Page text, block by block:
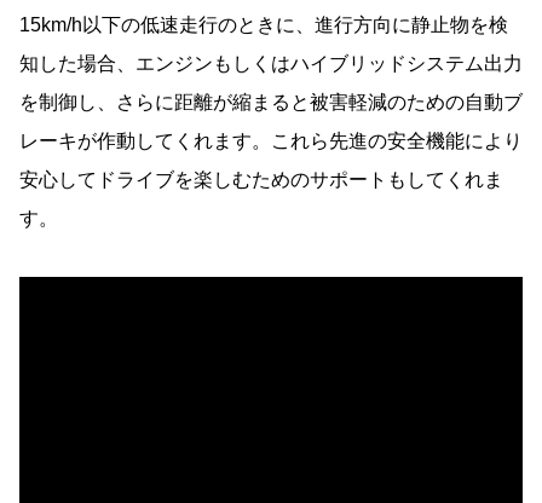
15km/h以下の低速走行のときに、進行方向に静止物を検
知した場合、エンジンもしくはハイブリッドシステム出力
を制御し、さらに距離が縮まると被害軽減のための自動ブ
レーキが作動してくれます。これら先進の安全機能により
安心してドライブを楽しむためのサポートもしてくれま
す。